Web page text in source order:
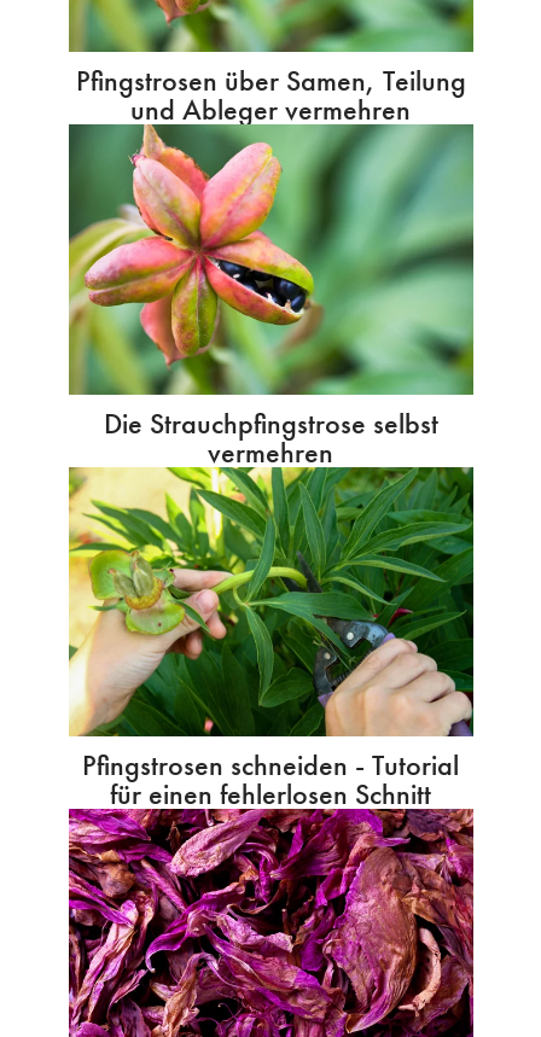
Pfingstrosen über Samen, Teilung
und Ableger vermehren
Die Strauchpfingstrose selbst
vermehren
Pfingstrosen schneiden - Tutorial
für einen fehlerlosen Schnitt